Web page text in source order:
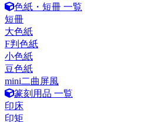
色紙・短冊 一覧
短冊
大色紙
F判色紙
小色紙
豆色紙
mini二曲屏風
篆刻用品 一覧
印床
印矩